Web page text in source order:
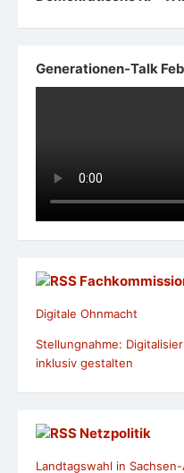
Generationen-Talk
Digitale Ohnmacht
Stellungnahme:
inklusiv gestalten
Netzpolitik
Landtagswahl in